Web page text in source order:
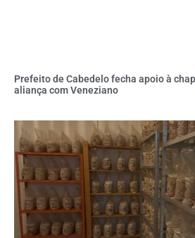
Prefeito de Cabedelo fecha apoio à
aliança com Veneziano